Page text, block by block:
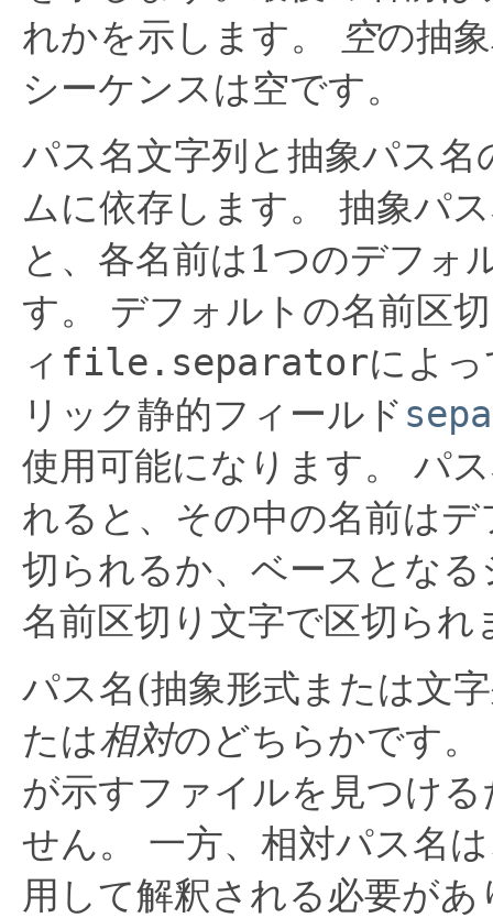
れかを示します。
空の抽
シーケンスは空です。
パス名文字列と抽象パス
ムに依存します。
抽象パ
と、各名前は1つのデフォ
す。
デフォルトの名前区
ィ file.separatorによ
リック静的フィールド
使用可能になります。
パ
れると、その中の名前は
切られるか、ベースとな
名前区切り文字で区切られ
パス名(抽象形式または文
たは相対のどちらかです。
が示すファイルを見つけ
せん。
一方、相対パス名
用して解釈される必要があ